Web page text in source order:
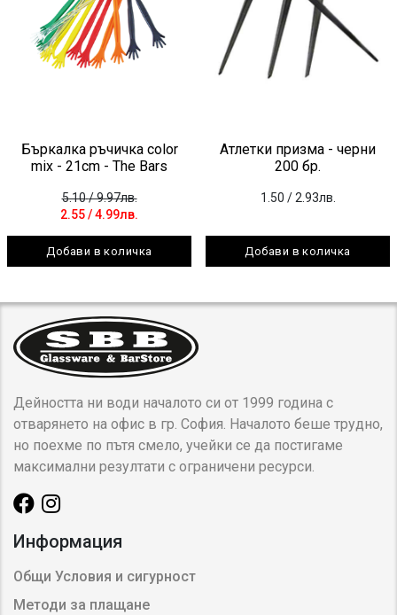
Бъркалка ръчичка color
mix - 21cm - The Bars
5.10/ 9.97лв.
2.55/ 4.99лв.
Добави в количка
Атлетки призма - черни
200 бр.
1.50 / 2.93лв.
Добави в количка
Дейността ни води началото си от 1999 година с
отварянето на офис в гр. София. Началото беше трудно,
но поехме по пътя смело, учейки се да постигаме
максимални резултати с ограничени ресурси.
Информация
Общи Условия и сигурност
Методи за плащане